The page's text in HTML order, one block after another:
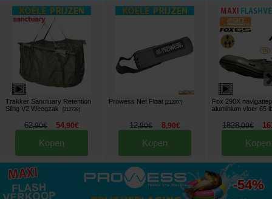
Trakker Sanctuary Retention
Sling V2 Weegzak
212738]
62,90€ 54,90€
Kopen
Prowess Net Float 212007]
12,90€ 8,90€
Kopen
Fox 290X
aluminium vloer 65
1828,00€
Kopen
tot
-54%